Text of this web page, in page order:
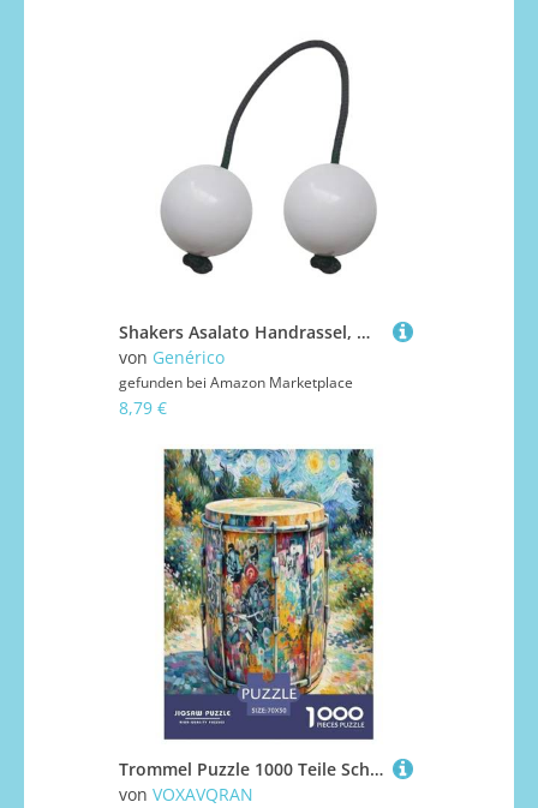
Shakers Asalato Handrassel, Musikinstrument, afrikanisches Musikinstrument mit Kugel, für Kinder und Erwachsene
von Genérico
gefunden bei Amazon Marketplace
8,79 €
Trommel Puzzle 1000 Teile Schwer Puzzle Spielzeug Pädagogisches Spiel Impossible Herausforderungsspielzeug Für Erwachsene Und Kinder in Bewährter 70x50cm/1000pcs
von VOXAVQRAN